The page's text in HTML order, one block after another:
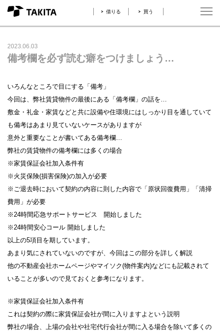
借りる 買う
2023.06.03
備考欄を必ず読む癖をつけましょう…
いろんなところで目にする「備考」
今回は、弊社賃貸物件の最後にある「備考欄」の話を…
敷金・礼金・家賃などと共に設備や住環境にはしっかり目を通していて
も備考はあまり見ていないケースがありますが
意外と重要なことが書いてある備考欄…
弊社の賃貸物件の備考欄には多くの場合
※家賃保証会社加入条件有
※火災保険(損害保険)の加入が必要
※ご退去時において契約の内容に則した内容で「原状回復費用」「清掃
費用」が必要
※24時間応急サポートサービス 開始しました
※24時間安心コール 開始しました
以上の5項目を期しています。
あまり気にされていないのですが、今回はこの部分を詳しく解説
他の不動産会社ホームページやマイソク(物件案内)などにも記載されて
いることが多いので見ておくと参考になります。
※家賃保証会社加入条件有
これは契約の際に家賃保証会社が間に入りますよという説明
弊社の場合、上場の会社や社宅代行会社が間に入る場合を除いて多くの